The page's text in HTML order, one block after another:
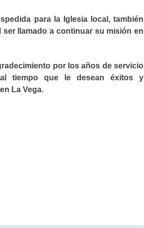
para la Iglesia local, también
llamado a continuar su misión en
por los años de servicio
al tiempo que le desean éxitos y
La Vega.